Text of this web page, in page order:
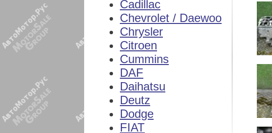
Cadillac
Chevrolet / Daewoo
Chrysler
Citroen
Cummins
DAF
Daihatsu
Deutz
Dodge
FIAT